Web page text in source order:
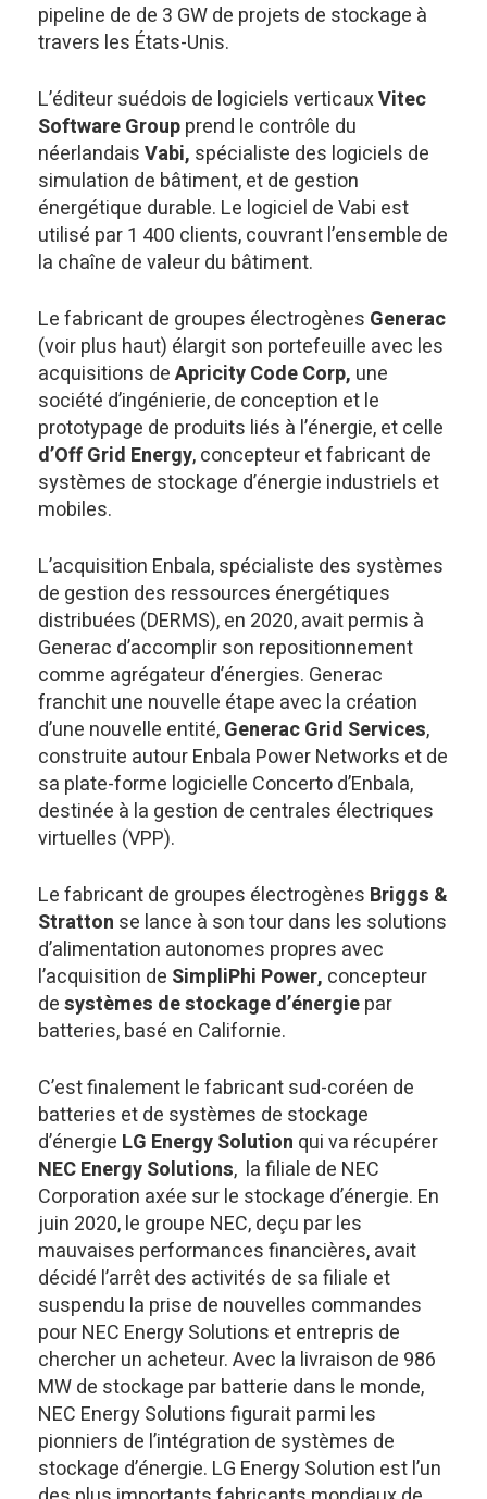
pipeline de de 3 GW de projets de stockage à
travers les États-Unis.
L’éditeur suédois de logiciels verticauxVitec
Software Groupprend le contrôle du
néerlandaisVabi, spécialiste des logiciels de
simulation de bâtiment, et de gestion
énergétique durable. Le logiciel de Vabi est
utilisé par 1 400 clients, couvrant l’ensemble de
la chaîne de valeur du bâtiment.
Le fabricant de groupes électrogènes Generac
(voir plus haut) élargit son portefeuille avec les
acquisitions deApricity Code Corp, une
société d’ingénierie, de conception et le
prototypage de produits liés à l’énergie, et celle
d’Off Grid Energy, concepteur et fabricant de
systèmes de stockage d’énergie industriels et
mobiles.
L’acquisition Enbala, spécialiste des systèmes
de gestion des ressources énergétiques
distribuées (DERMS), en 2020, avait permis à
Generac d’accomplir son repositionnement
comme agrégateur d’énergies. Generac
franchit une nouvelle étape avec la création
d’une nouvelle entité,Generac Grid Services,
construite autour Enbala Power Networks et de
sa plate-forme logicielle Concerto d’Enbala,
destinée à la gestion de centrales électriques
virtuelles (VPP).
Le fabricant de groupes électrogènes Briggs &
Stratton se lance à son tour dans les solutions
d’alimentation autonomes propres avec
l’acquisition de SimpliPhi Power, concepteur
desystèmes de stockage d’énergiepar
batteries, basé en Californie.
C’est finalement le fabricant sud-coréen de
batteries et de systèmes de stockage
d’énergie LG Energy Solution qui va récupérer
NEC Energy Solutions, la filiale de NEC
Corporation axée sur le stockage d’énergie. En
juin 2020, le groupe NEC, deçu par les
mauvaises performances financières, avait
décidé l’arrêt des activités de sa filiale et
suspendu la prise de nouvelles commandes
pour NEC Energy Solutions et entrepris de
chercher un acheteur. Avec la livraison de 986
MW de stockage par batterie dans le monde,
NEC Energy Solutions figurait parmi les
pionniers de l’intégration de systèmes de
stockage d’énergie. LG Energy Solution est l’un